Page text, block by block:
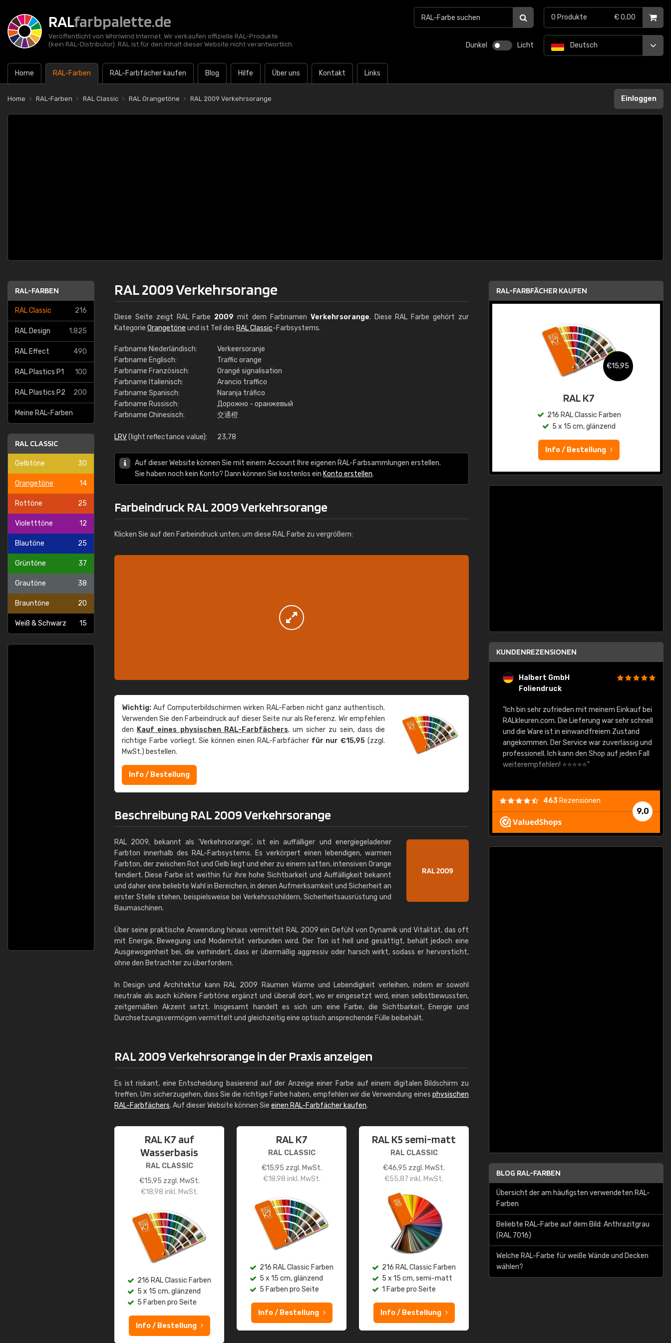
RALfarbpalette.de
Veröffentlicht von Whirlwind Internet. Wir verkaufen offizielle RAL-Produkte
(kein RAL-Distributor). RAL ist für den Inhalt dieser Website nicht verantwortlich.
Dunkel Licht
Home RAL-Farben RAL-Farbfächer kaufen Blog Hilfe Über uns Kontakt Links
Deutsch
0 Produkte € 0,00
Home RAL-Farben RAL Classic RAL Orangetöne RAL 2009 Verkehrsorange Einloggen
RAL-FARBEN
RAL Classic 216
RAL Design 1.825
RAL Effect 490
RAL Plastics P1 100
RAL Plastics P2 200
Meine RAL-Farben
RAL CLASSIC
Gelbtöne 30
Orangetöne 14
Rottöne 25
Violetttöne 12
Blautöne 25
Grüntöne 37
Grautöne 38
Brauntöne 20
Weiß & Schwarz 15
RAL 2009 Verkehrsorange
Diese Seite zeigt RAL Farbe 2009 mit dem Farbnamen Verkehrsorange. Diese RAL Farbe gehört zur
Kategorie Orangetöne und ist Teil des RAL Classic-Farbsystems.
Farbname Niederländisch:
Verkeersoranje
Farbname Englisch:
Traffic orange
Farbname Französisch:
Orangé signalisation
Farbname Italienisch:
Arancio traffico
Farbname Spanisch:
Naranja tráfico
Farbname Russisch:
Дорожно - оранжевый
Farbname Chinesisch:
交通橙
LRV(light reflectance value): 23,78
Auf dieser Website können Sie mit einem Account Ihre eigenen RAL-Farbsammlungen erstellen.
Sie haben noch kein Konto? Dann können Sie kostenlos ein Konto erstellen.
Farbeindruck RAL 2009 Verkehrsorange
Klicken Sie auf den Farbeindruck unten, um diese RAL Farbe zu vergrößern:
Wichtig: Auf Computerbildschirmen wirken RAL-Farben nicht ganz authentisch.
Verwenden Sie den Farbeindruck auf dieser Seite nur als Referenz. Wir empfehlen
den Kauf eines physischen RAL-Farbfächers, um sicher zu sein, dass die
richtige Farbe vorliegt. Sie können einen RAL-Farbfächer für nur €15,95 (zzgl.
MwSt.) bestellen.
Info / Bestellung
Beschreibung RAL 2009 Verkehrsorange
RAL 2009, bekannt als 'Verkehrsorange', ist ein auffälliger und energiegeladener
Farbton innerhalb des RAL-Farbsystems. Es verkörpert einen lebendigen, warmen
Farbton, der zwischen Rot und Gelb liegt und eher zu einem satten, intensiven Orange
tendiert. Diese Farbe ist weithin für ihre hohe Sichtbarkeit und Auffälligkeit bekannt
und daher eine beliebte Wahl in Bereichen, in denen Aufmerksamkeit und Sicherheit an
erster Stelle stehen, beispielsweise bei Verkehrsschildern, Sicherheitsausrüstung und
Baumaschinen.
Über seine praktische Anwendung hinaus vermittelt RAL 2009 ein Gefühl von Dynamik und Vitalität, das oft
mit Energie, Bewegung und Modernität verbunden wird. Der Ton ist hell und gesättigt, behält jedoch eine
Ausgewogenheit bei, die verhindert, dass er übermäßig aggressiv oder harsch wirkt, sodass er hervorsticht,
ohne den Betrachter zu überfordern.
In Design und Architektur kann RAL 2009 Räumen Wärme und Lebendigkeit verleihen, indem er sowohl
neutrale als auch kühlere Farbtöne ergänzt und überall dort, wo er eingesetzt wird, einen selbstbewussten,
zeitgemäßen Akzent setzt. Insgesamt handelt es sich um eine Farbe, die Sichtbarkeit, Energie und
Durchsetzungsvermögen vermittelt und gleichzeitig eine optisch ansprechende Fülle beibehält.
RAL 2009 Verkehrsorange in der Praxis anzeigen
Es ist riskant, eine Entscheidung basierend auf der Anzeige einer Farbe auf einem digitalen Bildschirm zu
treffen. Um sicherzugehen, dass Sie die richtige Farbe haben, empfehlen wir die Verwendung eines physischen
RAL-Farbfächers. Auf dieser Website können Sie einen RAL-Farbfächer kaufen.
RAL K7 auf
Wasserbasis
RAL CLASSIC
€15,95 zzgl. MwSt.
€18,98 inkl. MwSt.
216 RAL Classic Farben
5 x 15 cm, glänzend
5 Farben pro Seite
Info / Bestellung
RAL K7
RAL CLASSIC
€15,95 zzgl. MwSt.
€18,98 inkl. MwSt.
216 RAL Classic Farben
5 x 15 cm, glänzend
5 Farben pro Seite
Info / Bestellung
RAL K5 semi-matt
RAL CLASSIC
€46,95 zzgl. MwSt.
€55,87 inkl. MwSt.
216 RAL Classic Farben
5 x 15 cm, semi-matt
1 Farbe pro Seite
Info / Bestellung
RAL-FARBFÄCHER KAUFEN
€15,95
RAL K7
216 RAL Classic Farben
5 x 15 cm, glänzend
Info / Bestellung
KUNDENREZENSIONEN
"Alles so, wie man es sich wünscht, gute Ware,
schnelle Lieferung."
Halbert GmbH
Foliendruck
"Ich bin sehr zufrieden mit meinem Einkauf bei
RALkleuren.com. Die Lieferung war sehr schnell
und die Ware ist in einwandfreiem Zustand
angekommen. Der Service war zuverlässig und
professionell. Ich kann den Shop auf jeden Fall
weiterempfehlen! ⭐⭐⭐⭐⭐"
9,0
463 Rezensionen
BLOG RAL-FARBEN
Übersicht der am häufigsten verwendeten RAL-
Farben
Beliebte RAL-Farbe auf dem Bild: Anthrazitgrau
(RAL 7016)
Welche RAL-Farbe für weiße Wände und Decken
wählen?